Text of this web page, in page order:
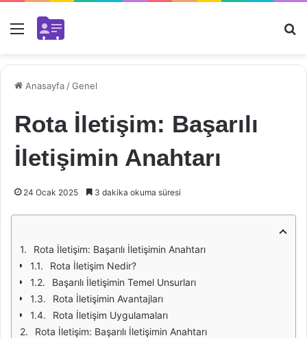
Menü
Anasayfa /Genel
Rota İletişim: Başarılı
İletişimin Anahtarı
24 Ocak 2025 3 dakika okuma süresi
Rota İletişim: Başarılı İletişimin Anahtarı
Rota İletişim Nedir?
Başarılı İletişimin Temel Unsurları
Rota İletişimin Avantajları
Rota İletişim Uygulamaları
Rota İletişim: Başarılı İletişimin Anahtarı